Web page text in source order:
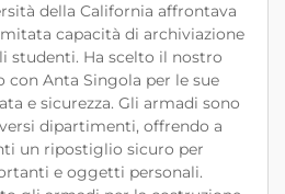
della California affrontava
capacità di archiviazione
studenti. Ha scelto il nostro
con Anta Singola per le sue
e sicurezza. Gli armadi sono
dipartimenti, offrendo a
un ripostiglio sicuro per
e oggetti personali.